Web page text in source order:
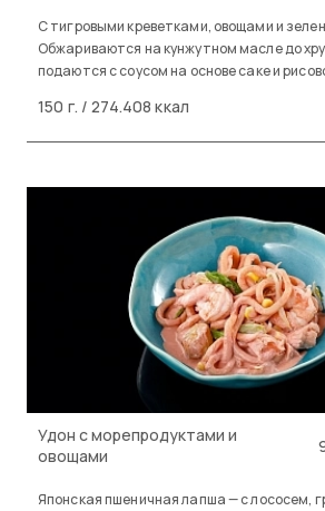
С тигровыми креветками, овощами и
Обжариваются на кунжутном масле до
подаются с соусом на основе саке и
150 г. / 274.408 ккал
Удон с морепродуктами и
овощами
Японская пшеничная лапша — с лососем,